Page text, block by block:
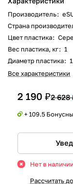
Производитель:
Страна
Цвет пластика:
Вес пластика, кг: 1
Диаметр пластика:
Все характеристики
2 190 ₽2 628
+ 109.5
Нет в наличии
Рассчитать